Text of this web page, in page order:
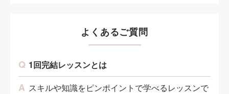
よくあるご質問
1回完結レッスンとは
スキルや知識をピンポイントで学べるレッスンで